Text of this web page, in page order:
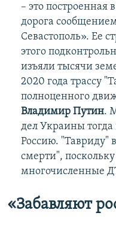
– это
дорога
Севастополь». Ее
этого
изъяли тысячи
2020 года трассу
полноценного
Владимир Путин.
дел Украины тогда
Россию. "Тавриду"
смерти",
многочисленные
«Забавляют